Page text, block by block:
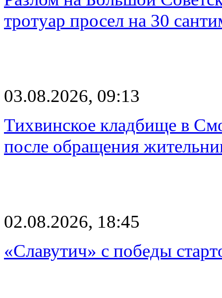
тротуар просел на 30
03.08.2026, 09:13
Тихвинское кладбище в
после обращения
02.08.2026, 18:45
«Славутич» с победы